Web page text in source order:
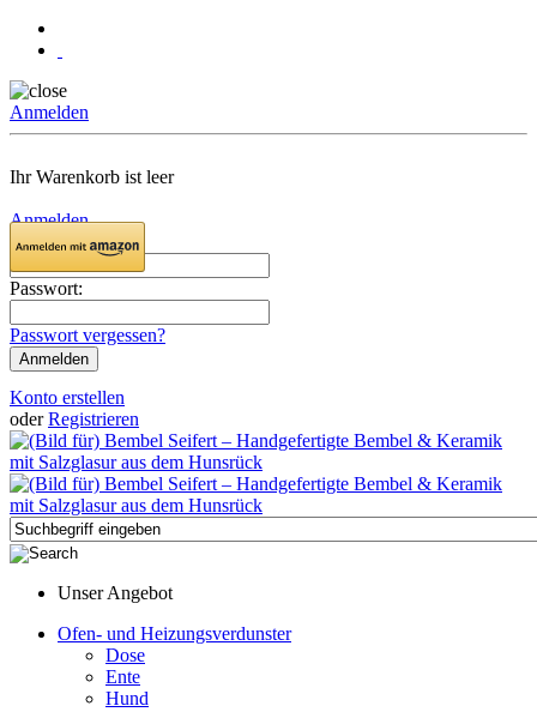
Anmelden
Ihr Warenkorb ist leer
Anmelden
Email:
Passwort:
Passwort vergessen?
Konto erstellen
oder Registrieren
Unser Angebot
Ofen- und Heizungsverdunster
Dose
Ente
Hund